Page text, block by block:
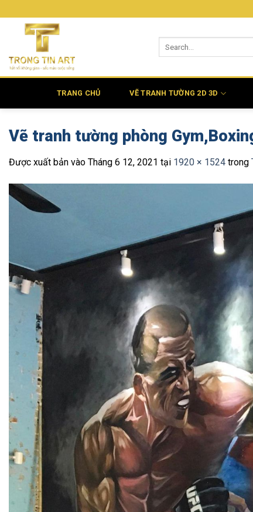
qua
TRANG CHỦ VẼ TRANH TƯỜNG 2D 3D
Vẽ tranh tường phòng
Được xuất bản vào Tháng 6 12, 2021 tại 1920 × 1524 trong